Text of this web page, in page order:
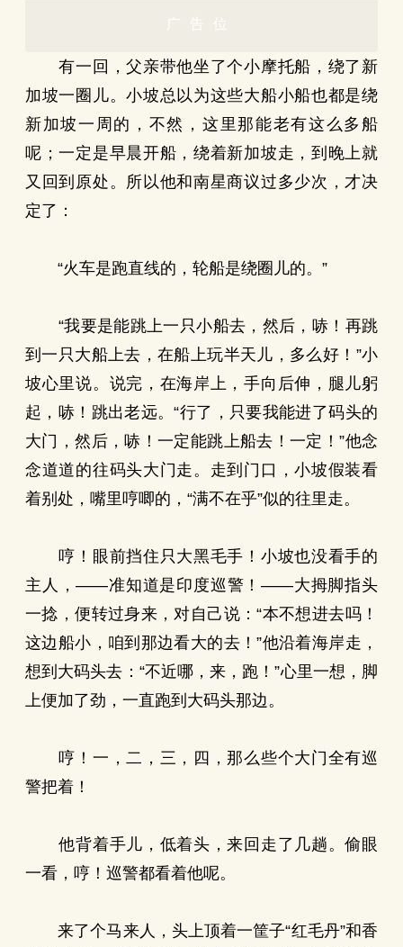
广告位
有一回，父亲带他坐了个小摩托船，绕了新
加坡一圈儿。小坡总以为这些大船小船也都是绕
新加坡一周的，不然，这里那能老有这么多船
呢；一定是早晨开船，绕着新加坡走，到晚上就
又回到原处。所以他和南星商议过多少次，才决
定了：
“火车是跑直线的，轮船是绕圈儿的。”
“我要是能跳上一只小船去，然后，哧！再跳
到一只大船上去，在船上玩半天儿，多么好！”小
坡心里说。说完，在海岸上，手向后伸，腿儿躬
起，哧！跳出老远。“行了，只要我能进了码头的
大门，然后，哧！一定能跳上船去！一定！”他念
念道道的往码头大门走。走到门口，小坡假装看
着别处，嘴里哼唧的，“满不在乎”似的往里走。
哼！眼前挡住只大黑毛手！小坡也没看手的
主人，——准知道是印度巡警！——大拇脚指头
一捻，便转过身来，对自己说：“本不想进去吗！
这边船小，咱到那边看大的去！”他沿着海岸走，
想到大码头去：“不近哪，来，跑！”心里一想，脚
上便加了劲，一直跑到大码头那边。
哼！一，二，三，四，那么些个大门全有巡
警把着！
他背着手儿，低着头，来回走了几趟。偷眼
一看，哼！巡警都看着他呢。
来了个马来人，头上顶着一筐子“红毛丹”和香